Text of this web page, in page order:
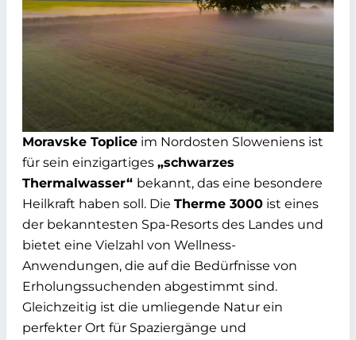
Moravske Toplice im Nordosten Sloweniens ist
für sein einzigartiges „schwarzes
Thermalwasser“ bekannt, das eine besondere
Heilkraft haben soll. Die Therme 3000 ist eines
der bekanntesten Spa-Resorts des Landes und
bietet eine Vielzahl von Wellness-
Anwendungen, die auf die Bedürfnisse von
Erholungssuchenden abgestimmt sind.
Gleichzeitig ist die umliegende Natur ein
perfekter Ort für Spaziergänge und